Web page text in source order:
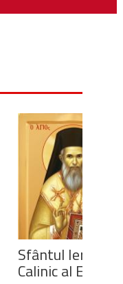
Sfântul Ierarh
Calinic al